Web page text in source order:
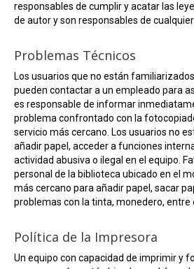
responsables de cumplir y acatar las
de autor y son responsables de
Problemas Técnicos
Los usuarios que no están
pueden contactar a un empleado para
es responsable de informar
problema confrontado con la
servicio más cercano. Los usuarios no
añadir papel, acceder a funciones
actividad abusiva o ilegal en el equipo.
personal de la biblioteca ubicado en el
más cercano para añadir papel, sacar
problemas con la tinta, monedero, entre
Política de la Impresora
Un equipo con capacidad de imprimir y